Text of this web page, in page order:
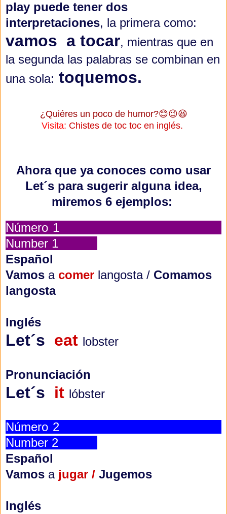
play puede tener dos
interpretaciones, la primera como:
vamos a tocar, mientras que en
la segunda las palabras se combinan en
una sola: toquemos.
¿Quiéres un poco de humor?😊😉😆
Visita: Chistes de toc toc en inglés.
Ahora que ya conoces como usar
Let´s para sugerir alguna idea,
miremos 6 ejemplos:
Número 1
Number 1
Español
Vamos a comer langosta / Comamos
langosta
Inglés
Let´s eat lobster
Pronunciación
Let´s it lóbster
Número 2
Number 2
Español
Vamos a jugar / Jugemos
Inglés